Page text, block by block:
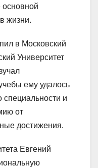
основной
жизни.
в Московский
Университет
ему удалось
специальности и
от
достижения.
Евгений